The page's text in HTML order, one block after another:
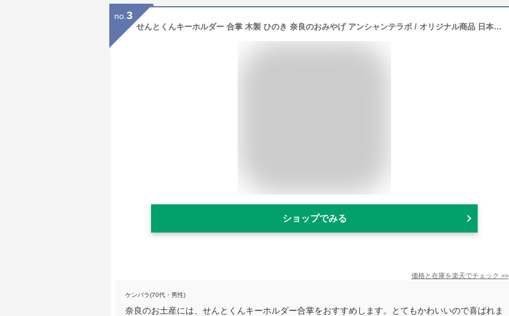
no. 3
せんとくんキーホルダー 合掌 木製 ひのき 奈良のおみやげ アンシャンテラボ / オリジナル商品 日本のおみやげ japanese souvenir omiyage 奈良 nara せんとくんグッズ sentokun お土産 gift プレゼント【ゆうパケット対応】
ショップでみる
価格と在庫を楽天でチェック >>
ケンバラ(70代・男性)
奈良のお土産には、せんとくんキーホルダー合掌をおすすめします。とてもかわいいので喜ばれま